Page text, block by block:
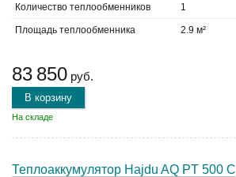
Количество теплообменников 1
Площадь теплообменника 2.9 м²
83 850 руб.
В корзину
На складе
Теплоаккумулятор Hajdu AQ PT 500 C